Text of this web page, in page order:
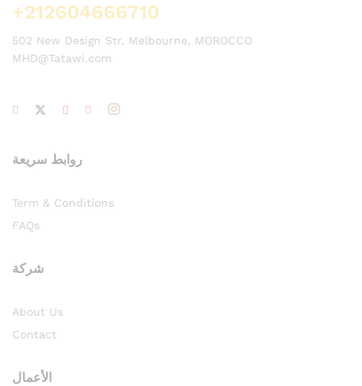
+212604666710
502 New Design Str, Melbourne, MOROCCO
MHD@Tatawi.com
روابط سريعة
Term & Conditions
FAQs
شركة
About Us
Contact
الأعمال